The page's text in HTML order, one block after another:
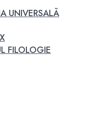
UNIVERSALĂ
FILOLOGIE